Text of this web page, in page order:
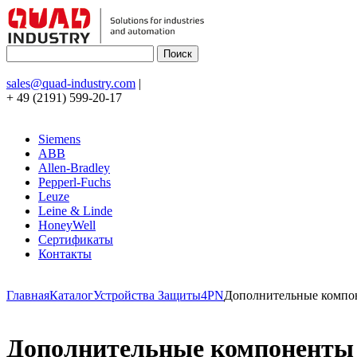
sales@quad-industry.com |
+ 49 (2191) 599-20-17
Siemens
ABB
Allen-Bradley
Pepperl-Fuchs
Leuze
Leine & Linde
HoneyWell
Сертификаты
Контакты
ГлавнаяКаталогУстройства Защиты4PNДополнительные
Дополнительные компоненты